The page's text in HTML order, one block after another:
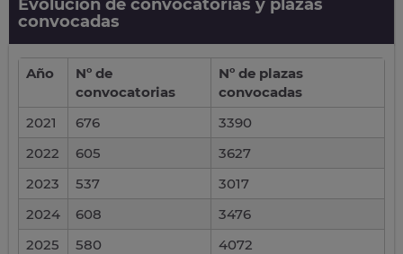
Evolución de convocatorias y plazas
convocadas
Año
Nº de
convocatorias
Nº de plazas
convocadas
2021
676
3390
2022
605
3627
2023
537
3017
2024
608
3476
2025
580
4072